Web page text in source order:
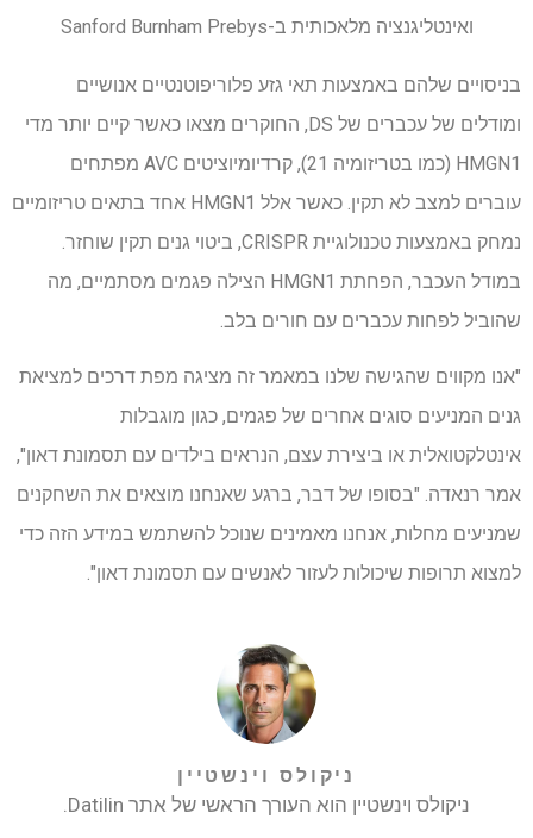
ואינטליגנציה מלאכותית ב-Sanford Burnham Prebys
בניסויים שלהם באמצעות תאי גזע פלוריפוטנטיים אנושיים
ומודלים של עכברים של DS, החוקרים מצאו כאשר קיים יותר מדי
HMGN1 (כמו בטריזומיה 21), קרדיומיוציטים AVC מפתחים
עוברים למצב לא תקין. כאשר אלל HMGN1 אחד בתאים טריזומיים
נמחק באמצעות טכנולוגיית CRISPR, ביטוי גנים תקין שוחזר.
במודל העכבר, הפחתת HMGN1 הצילה פגמים מסתמיים, מה
שהוביל לפחות עכברים עם חורים בלב.
"אנו מקווים שהגישה שלנו במאמר זה מציגה מפת דרכים למציאת
גנים המניעים סוגים אחרים של פגמים, כגון מוגבלות
אינטלקטואלית או ביצירת עצם, הנראים בילדים עם תסמונת דאון",
אמר רנאדה. "בסופו של דבר, ברגע שאנחנו מוצאים את השחקנים
שמניעים מחלות, אנחנו מאמינים שנוכל להשתמש במידע הזה כדי
למצוא תרופות שיכולות לעזור לאנשים עם תסמונת דאון".
ניקולס וינשטיין
ניקולס וינשטיין הוא העורך הראשי של אתר Datilin.